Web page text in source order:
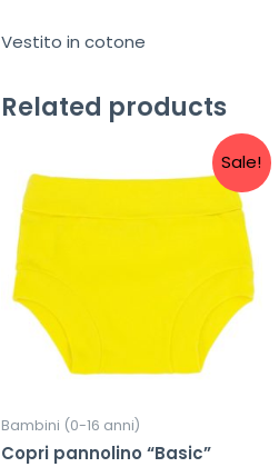
Vestito in cotone
Related products
Sale!
Bambini (0-16 anni)
Copri pannolino “Basic”